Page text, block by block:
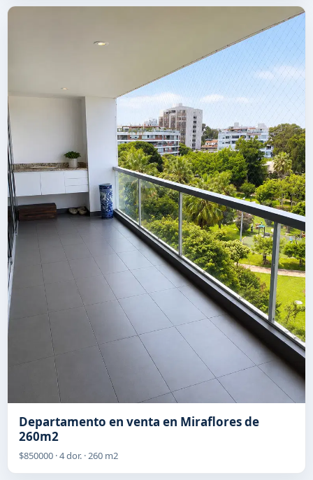
Departamento en venta en Miraflores de
260m2
$850000 · 4 dor. · 260 m2